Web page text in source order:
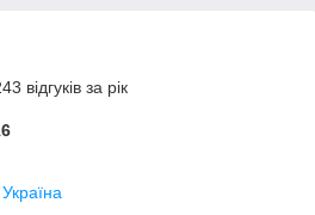
відгуків за рік